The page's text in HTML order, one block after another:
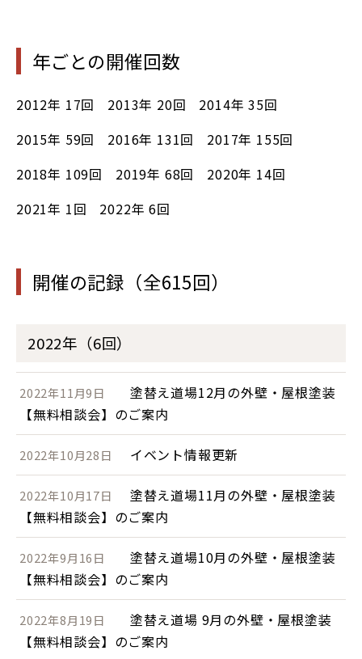
年ごとの開催回数
2012年 17回 2013年 20回 2014年35回
2015年 59回 2016年 131回 2017年 155回
2018年 109回 2019年 68回 2020年 14回
2021年 1回 2022年6回
開催の記録（全615回）
2022年（6回）
2022年11月9日
塗替え道場12月の外壁・屋根塗装
【無料相談会】のご案内
2022年10月28日 イベント情報更新
2022年10月17日
塗替え道場11月の外壁・屋根塗装
【無料相談会】のご案内
2022年9月16日
塗替え道場10月の外壁・屋根塗装
【無料相談会】のご案内
2022年8月19日
塗替え道場 9月の外壁・屋根塗装
【無料相談会】のご案内